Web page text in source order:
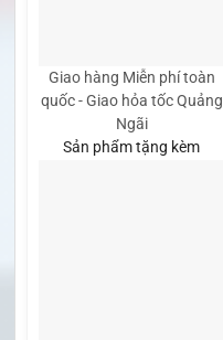
Giao hàng Miễn phí toàn
quốc - Giao hỏa tốc Quảng
Ngãi
Sản phẩm tặng kèm